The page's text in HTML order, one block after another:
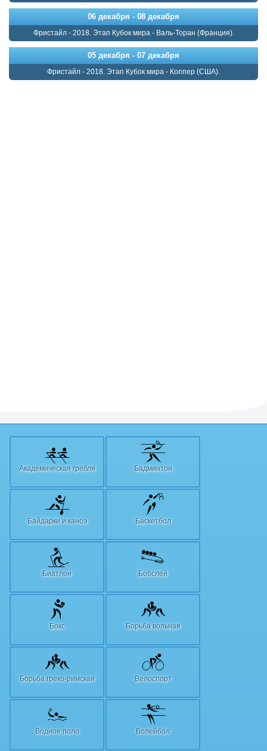
06 декабря - 08 декабря
Фристайл - 2018. Этап Кубок мира - Валь-Торан (Франция).
05 декабря - 07 декабря
Фристайл - 2018. Этап Кубок мира - Коппер (США).
Академическая гребля Бадминтон
Байдарки и каноэ Баскетбол
Биатлон Бобслей
Бокс Борьба вольная
Борьба греко-римская Велоспорт
Водное поло Волейбол